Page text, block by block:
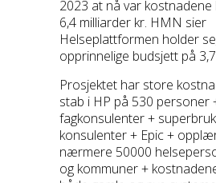
2023 at nå var
6,4 milliarder kr. HMN sier
Helseplattformen holder
opprinnelige budsjett på
Prosjektet har store
stab i HP på 530 personer
fagkonsulenter +
konsulenter + Epic +
nærmere 50000
og kommuner +